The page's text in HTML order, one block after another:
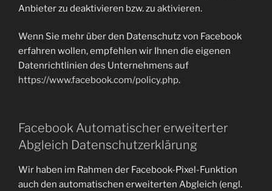
Anbieter zu deaktivieren bzw. zu aktivieren.
Wenn Sie mehr über den Datenschutz von Facebook
erfahren wollen, empfehlen wir Ihnen die eigenen
Datenrichtlinien des Unternehmens auf
https://www.facebook.com/policy.php.
Facebook Automatischer erweiterter
Abgleich Datenschutzerklärung
Wir haben im Rahmen der Facebook-Pixel-Funktion
auch den automatischen erweiterten Abgleich (engl.